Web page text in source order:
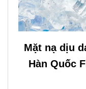
Mặt nạ dịu
Hàn Quốc